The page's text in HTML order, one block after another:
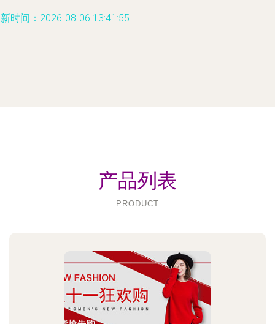
时间：2026-08-06 13:41:55
产品列表
PRODUCT